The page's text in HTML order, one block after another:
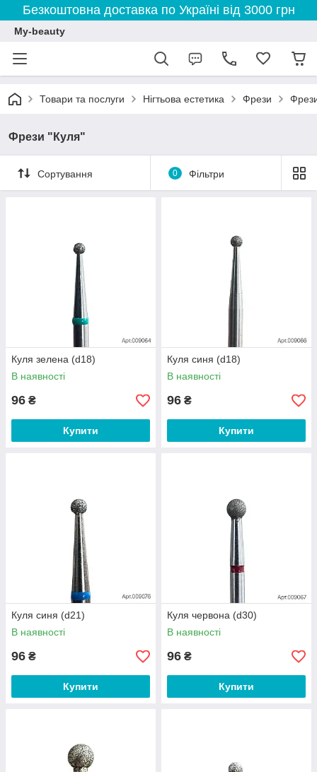
Безкоштовна доставка по Україні від 3000 грн
My-beauty
Товари та послуги Нігтьова естетика Фрези
Фрези "Куля"
Сортування 0 Фільтри
Куля зелена (d18)
В наявності
96 ₴
Купити
Куля синя (d18)
В наявності
96 ₴
Купити
Куля синя (d21)
В наявності
96 ₴
Купити
Куля червона (d30)
В наявності
96 ₴
Купити